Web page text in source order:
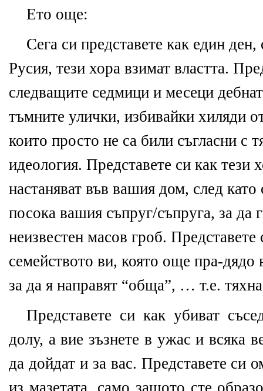
Ето още:
Сега си представете как един
Русия, тези хора взимат властта.
следващите седмици и месеци
тъмните улички, избивайки хиляди
които просто не са били съгласни с
идеология. Представете си как тези
настаняват във вашия дом, след като
посока вашия съпруг/съпруга, за да
неизвестен масов гроб. Представете
семейството ви, която още пра-дядо
за да я направят “обща”, … т.е.
Представете си как убиват
долу, а вие зъзнете в ужас и всяка
да дойдат и за вас. Представете си
из мазетата, само защото сте